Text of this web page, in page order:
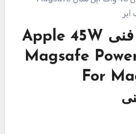
Apple 45W
Magsafe
For